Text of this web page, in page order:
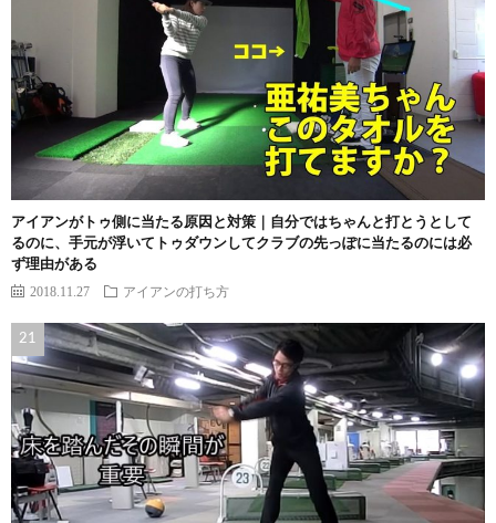
アイアンがトゥ側に当たる原因と対策｜自分ではちゃんと打とうとして
るのに、手元が浮いてトゥダウンしてクラブの先っぽに当たるのには必
ず理由がある
2018.11.27 アイアンの打ち方